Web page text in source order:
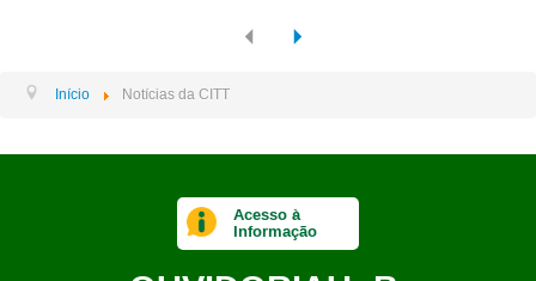
Início Notícias da CITT
Acesso à
Informação